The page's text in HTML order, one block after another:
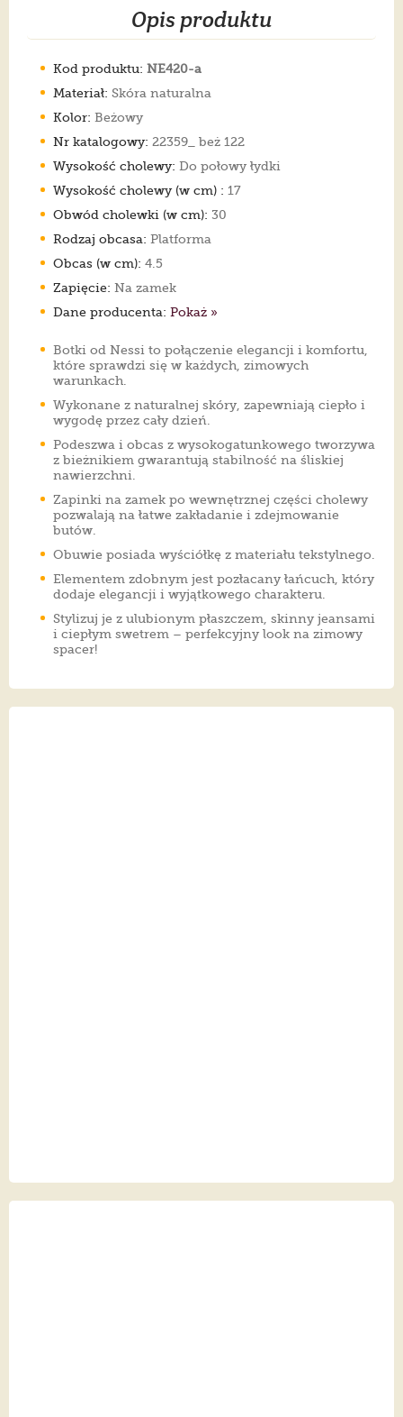
Opis produktu
Kod produktu: NE420-a
Materiał: Skóra naturalna
Kolor: Beżowy
Nr katalogowy: 22359_ beż 122
Wysokość cholewy: Do połowy łydki
Wysokość cholewy (w cm) : 17
Obwód cholewki (w cm): 30
Rodzaj obcasa: Platforma
Obcas (w cm): 4.5
Zapięcie: Na zamek
Dane producenta: Pokaż »
Botki od Nessi to połączenie elegancji i komfortu,
które sprawdzi się w każdych, zimowych
warunkach.
Wykonane z naturalnej skóry, zapewniają ciepło i
wygodę przez cały dzień.
Podeszwa i obcas z wysokogatunkowego tworzywa
z bieżnikiem gwarantują stabilność na śliskiej
nawierzchni.
Zapinki na zamek po wewnętrznej części cholewy
pozwalają na łatwe zakładanie i zdejmowanie
butów.
Obuwie posiada wyściółkę z materiału tekstylnego.
Elementem zdobnym jest pozłacany łańcuch, który
dodaje elegancji i wyjątkowego charakteru.
Stylizuj je z ulubionym płaszczem, skinny jeansami
i ciepłym swetrem – perfekcyjny look na zimowy
spacer!